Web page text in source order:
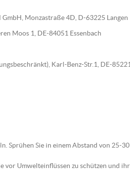
Monzastraße 4D, D-63225 Langen
Moos 1, DE-84051 Essenbach
Karl-Benz-Str.1, DE-
Sie in einem Abstand von 25-
vor Umwelteinflüssen zu schützen und